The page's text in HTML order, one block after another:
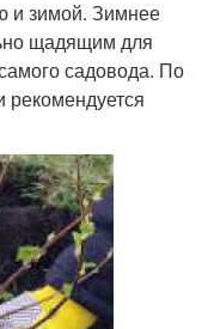
и зимой. Зимнее
щадящим для
садовода. По